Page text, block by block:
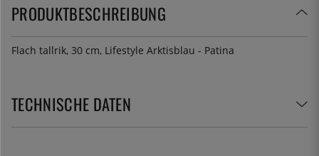
PRODUKTBESCHREIBUNG
Flach tallrik, 30 cm, Lifestyle Arktisblau - Patina
TECHNISCHE DATEN